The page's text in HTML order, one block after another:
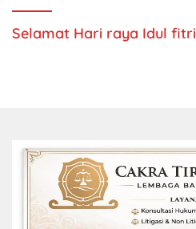
Selamat Hari raya Idul fitri